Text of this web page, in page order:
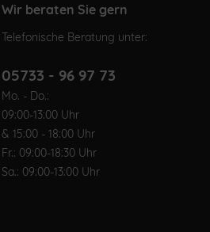
Wir beraten Sie gern
Telefonische Beratung unter:
05733 - 96 97 73
Mo. - Do.:
09:00-13:00 Uhr
& 15:00 - 18:00 Uhr
Fr.: 09:00-18:30 Uhr
Sa.: 09:00-13:00 Uhr